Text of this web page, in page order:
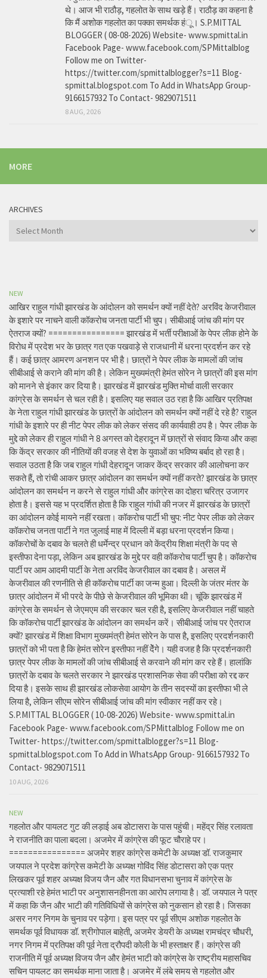
थे। आज भी राठौड़, गहलोत के साथ खड़े हैं। राठौड़ का कहना है
कि मैं अशोक गहलोत का पक्का समर्थक हंू। S.P.MITTAL
BLOGGER ( 08-08-2026) Website- www.spmittal.in
Facebook Page- www.facebook.com/SPMittalblog
Follow me on Twitter-
https://twitter.com/spmittalblogger?s=11 Blog-
spmittal.blogspot.com To Add in WhatsApp Group-
9166157932 To Contact- 9829071511
8 AUG, 2026
MORE
ARCHIVES
Archives
NEW
आखिर राहुल गांधी झारखंड के आंदोलन को समर्थन क्यों नहीं देते? अरविंद केजरीवाल
के इशारे पर नाचने वाली कॉकरोच जनता पार्टी भी चुप। सीबीआई जांच की मांग पर
ऐतराज क्यों? ================ झारखंड में भर्ती परीक्षाओं के पेपर लीक होने के
विरोध में प्रदेश भर के छात्र गत एक पखवाड़े से राजधानी में धरना प्रदर्शन कर रहे
हैं। कई छात्र आमरण अनशन पर भी है। छात्रों ने पेपर लीक के मामलों की जांच
सीबीआई से कराने की मांग की है। लेकिन मुख्यमंत्री हेमंत सोरेन ने छात्रों की इस मांग
को मानने से इंकार कर दिया है। झारखंड में झारखंड मुक्ति मोर्चा वाली सरकार
कांग्रेस के समर्थन से चल रही है। इसलिए यह सवाल उठ रहा है कि आखिर प्रतिपक्ष
के नेता राहुल गांधी झारखंड के छात्रों के आंदोलन को समर्थन क्यों नहीं दे रहे है? राहुल
गांधी के इशारे पर ही नीट पेपर लीक को लेकर संसद की कार्यवाही ठप है। पेपर लीक के
मुद्दे को लेकर ही राहुल गांधी ने 8 अगस्त को देहरादून में छात्रों से संवाद किया और कहा
कि केंद्र सरकार की नीतियों की वजह से देश के युवाओं का भविष्य बर्बाद हो रहा है।
सवाल उठता है कि जब राहुल गांधी देहरादून जाकर केंद्र सरकार की आलोचना कर
सकते हैं, तो रांची आकर छात्र आंदोलन का समर्थन क्यों नहीं करते? झारखंड के छात्र
आंदोलन का समर्थन न करने से राहुल गांधी और कांग्रेस का दोहरा चरित्र उजागर
होता है। इससे यह भ प्रदर्शित होता है कि राहुल गांधी की नजर में झारखंड के छात्रों
का आंदोलन कोई मायने नहीं रखता। कॉकरोच पार्टी भी चुप: नीट पेपर लीक को लेकर
कॉकरोच जनता पार्टी ने गत जुलाई माह में दिल्ली में बड़ा धरना प्रदर्शन किया।
कॉकरोचों के दबाव के चलते ही धर्मेन्द्र प्रधान को केंद्रीय शिक्षा मंत्री के पद से
इस्तीफा देना पड़ा, लेकिन अब झारखंड के मुद्दे पर वही कॉकरोच पार्टी चुप है। कॉकरोच
पार्टी पर आम आदमी पार्टी के नेता अरविंद केजरीवाल का दबाव है। असल में
केजरीवाल की रणनीति से ही कॉकरोच पार्टी का जन्म हुआ। दिल्ली के जंतर मंतर के
छात्र आंदोलन में भी परदे के पीछे से केजरीवाल की भूमिका थी। चूंकि झारखंड में
कांग्रेस के समर्थन से जेएमएम की सरकार चल रही है, इसलिए केजरीवाल नहीं चाहते
कि कॉकरोच पार्टी झारखंड के आंदोलन का समर्थन करें। सीबीआई जांच पर ऐतराज
क्यों? झारखंड में शिक्षा विभाग मुख्यमंत्री हेमंत सोरेन के पास है, इसलिए प्रदर्शनकारी
छात्रों को भी पता है कि हेमंत सोरेन इस्तीफा नहीं देेंगे। यही वजह है कि प्रदर्शनकारी
छात्र पेपर लीक के मामलों की जांच सीबीआई से करवाने की मांग कर रहे हैं। हालांकि
छात्रों के दबाव के चलते सरकार ने झारखंड प्रशासनिक सेवा की परीक्षा को रद्द कर
दिया है। इसके साथ ही झारखंड लोकसेवा आयोग के तीन सदस्यों का इस्तीफा भी ले
लिया है, लेकिन सीएम सोरेन सीबीआई जांच की मांग स्वीकार नहीं कर रहे।
S.P.MITTAL BLOGGER ( 10-08-2026) Website- www.spmittal.in
Facebook Page- www.facebook.com/SPMittalblog Follow me on
Twitter- https://twitter.com/spmittalblogger?s=11 Blog-
spmittal.blogspot.com To Add in WhatsApp Group- 9166157932 To
Contact- 9829071511
10 AUG, 2026
NEW
गहलोत और पायलट गुट की लड़ाई अब डोटासरा के पास पहुंची। महेंद्र सिंह रलावता
ने राजनीति का पाला बदला। अजमेर में कांग्रेस की फूट चौराहे पर।
================ अजमेर शहर कांग्रेस कमेटी के अध्यक्ष डॉ. राजकुमार
जयपाल ने प्रदेश कांग्रेस कमेटी के अध्यक्ष गोविंद सिंह डोटासरा को एक पत्र
लिखकर पूर्व शहर अध्यक्ष विजय जैन और गत विधानसभा चुनाव में कांग्रेस के
प्रत्याशी रहे हेमंत भाटी पर अनुशासनहीनता का आरोप लगाया है। डॉ. जयपाल ने पत्र
में कहा कि जैन और भाटी की गतिविधियों से कांग्रेस को नुकसान हो रहा है। जिसका
असर नगर निगम के चुनाव पर पड़ेगा। इस पत्र पर पूर्व सीएम अशोक गहलोत के
समर्थक पूर्व विधायक डॉ. श्रीगोपाल बाहेती, अजमेर डेयरी के अध्यक्ष रामचंद्र चौधरी,
नगर निगम में प्रतिपक्ष की पूर्व नेता द्रौपदी कोली के भी हस्ताक्षर हैं। कांग्रेस की
राजनीति में पूर्व अध्यक्ष विजय जैन और हेमंत भाटी को कांग्रेस के राष्ट्रीय महासचिव
सचिन पायलट का समर्थक माना जाता है। अजमेर में लंबे समय से गहलोत और